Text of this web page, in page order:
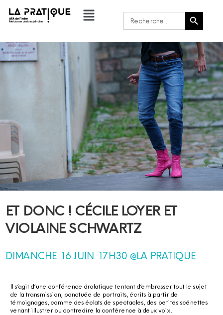
Rechercher : Bouton de recherche
ET DONC ! CÉCILE LOYER ET
VIOLAINE SCHWARTZ
DIMANCHE 16 JUIN 17H30 @LA PRATIQUE
Il s’agit d’une conférence drolatique tentant d’embrasser tout le sujet
de la transmission, ponctuée de portraits, écrits à partir de
témoignages, comme des éclats de spectacles, des petites scénettes
venant illustrer ou contredire la conférence à deux voix.